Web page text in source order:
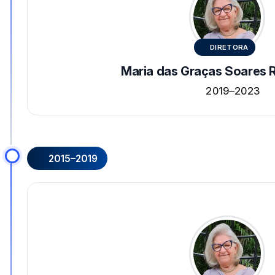
DIRETORA
Maria das Graças Soares
2019–2023
2015–2019